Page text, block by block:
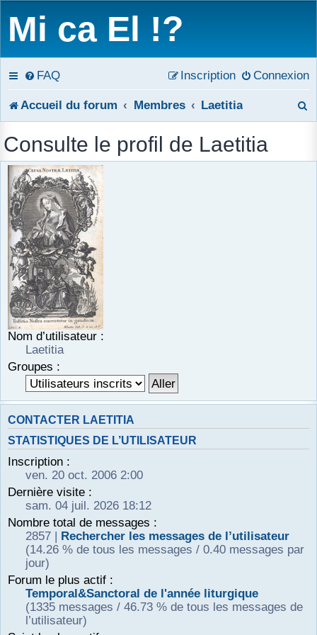
Mi ca El !?
FAQ Connexion
Inscription
Accueil du forum Membres Laetitia
Consulte le profil de Laetitia
Nom d’utilisateur :
Laetitia
Groupes :
CONTACTER LAETITIA
STATISTIQUES DE L’UTILISATEUR
Inscription :
ven. 20 oct. 2006 2:00
Dernière visite :
sam. 04 juil. 2026 18:12
Nombre total de messages :
2857 | Rechercher les messages de l’utilisateur
(14.26 % de tous les messages / 0.40 messages par
jour)
Forum le plus actif :
Temporal&Sanctoral de l'année liturgique
(1335 messages / 46.73 % de tous les messages de
l’utilisateur)